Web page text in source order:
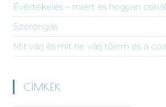
Évértékelés – miért és hogyan
Szorongás
Mit várj és mit ne várj tőlem és a
CÍMKÉK